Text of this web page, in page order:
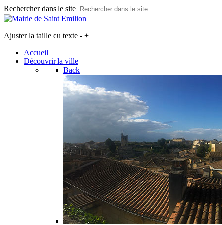
Rechercher dans le site
Ajuster la taille du texte - +
Accueil
Découvrir la ville
Back